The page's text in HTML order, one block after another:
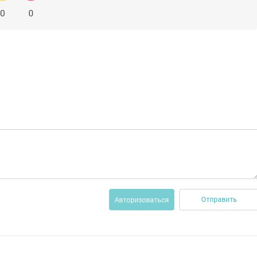
0 0
Авторизоваться Отправить